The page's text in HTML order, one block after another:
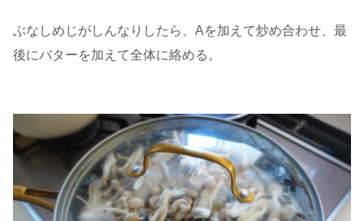
ぶなしめじがしんなりしたら、Aを加えて炒め合わせ、最
後にバターを加えて全体に絡める。